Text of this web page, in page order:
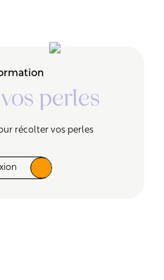
perles
récolter vos perles